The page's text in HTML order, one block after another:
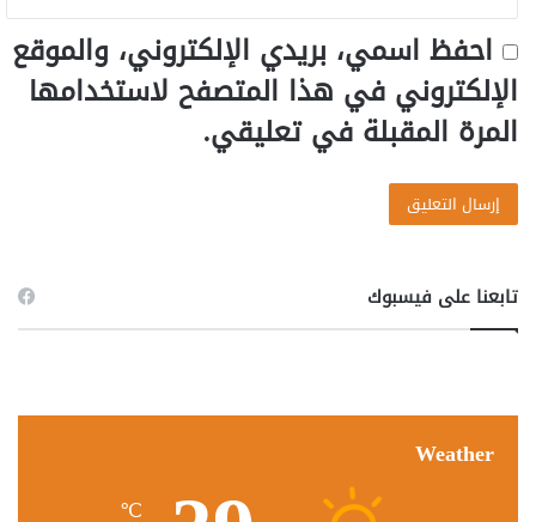
احفظ اسمي، بريدي الإلكتروني، والموقع
الإلكتروني في هذا المتصفح لاستخدامها
المرة المقبلة في تعليقي.
تابعنا على فيسبوك
Weather
℃